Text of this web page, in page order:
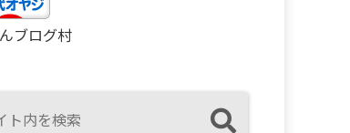
ブログ村